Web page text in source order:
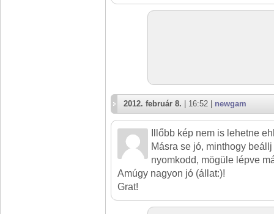
2012. február 8. | 16:52 | newgam
Illőbb kép nem is lehetne
Másra se jó, minthogy
nyomkodd, mögüle lépve
Amúgy nagyon jó (állat:)!
Grat!